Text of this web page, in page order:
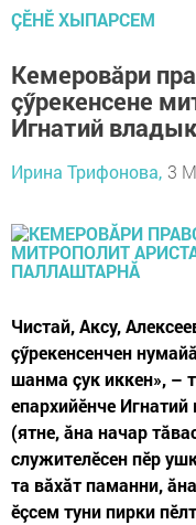
ÇӖНӖ ХЫПАРСЕМ
Кемеровăри
çӳрекенсене
Игнатий
Ирина Трифонова, 3
Чистай, Аксу,
çӳрекенсенчен
шанма çук иккен», –
епархийӗнче
(ятне, ăна начар
служителӗсен пӗр
та вăхăт паманни,
ӗçсем туни пирки